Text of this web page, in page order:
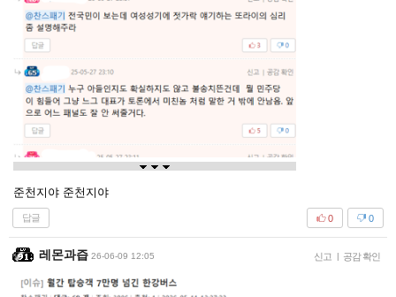
준천지야 준천지야
답글 0
0
레몬과즙 26-06-09 12:05 신고 | 공감 확인